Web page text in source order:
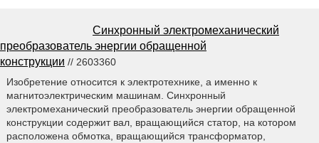
Синхронный электромеханический
преобразователь энергии обращенной
конструкции // 2603360
Изобретение относится к электротехнике, а именно к
магнитоэлектрическим машинам. Синхронный
электромеханический преобразователь энергии обращенной
конструкции содержит вал, вращающийся статор, на котором
расположена обмотка, вращающийся трансформатор,